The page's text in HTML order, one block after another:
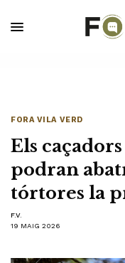
FORA VILA VERD
Els
podran
tórtores la
F.V.
19 MAIG 2026